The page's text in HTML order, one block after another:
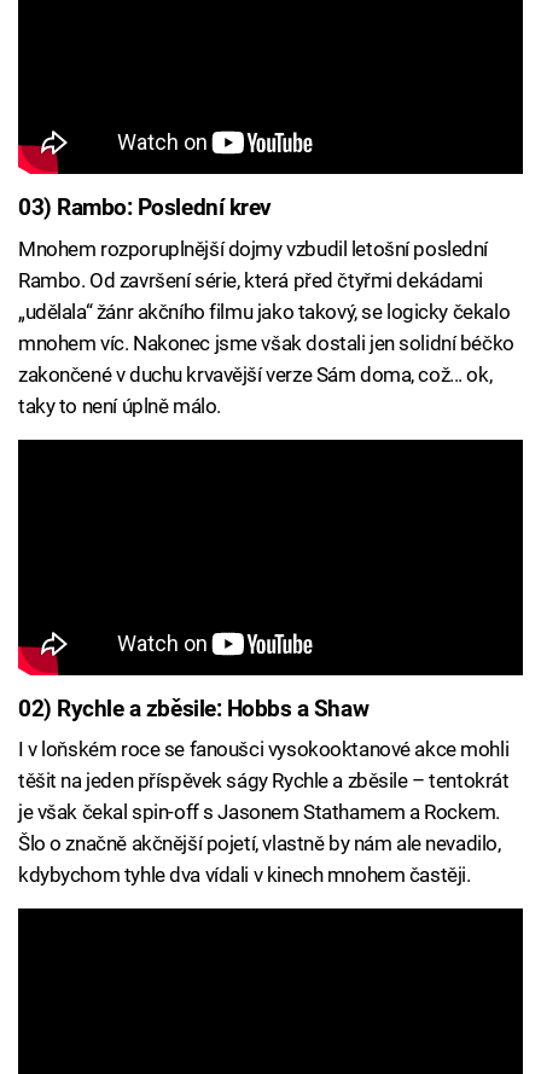
03) Rambo: Poslední krev
Mnohem rozporuplnější dojmy vzbudil letošní poslední
Rambo. Od završení série, která před čtyřmi dekádami
„udělala“ žánr akčního filmu jako takový, se logicky čekalo
mnohem víc. Nakonec jsme však dostali jen solidní béčko
zakončené v duchu krvavější verze Sám doma, což... ok,
taky to není úplně málo.
02) Rychle a zběsile: Hobbs a Shaw
I v loňském roce se fanoušci vysokooktanové akce mohli
těšit na jeden příspěvek ságy Rychle a zběsile – tentokrát
je však čekal spin-off s Jasonem Stathamem a Rockem.
Šlo o značně akčnější pojetí, vlastně by nám ale nevadilo,
kdybychom tyhle dva vídali v kinech mnohem častěji.